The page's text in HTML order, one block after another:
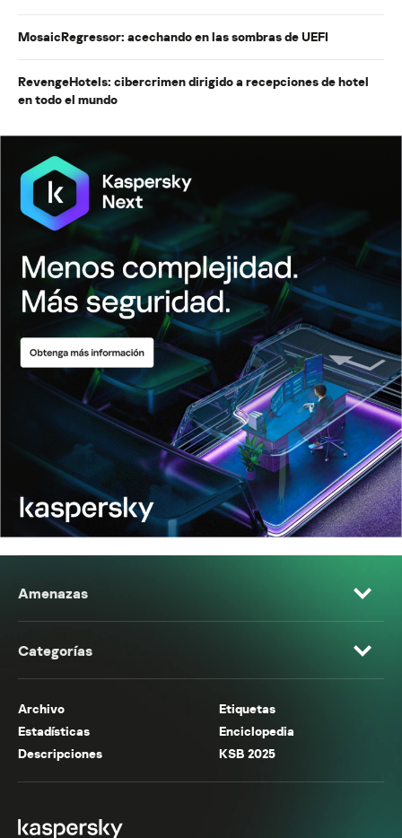
MosaicRegressor: acechando en las sombras de UEFI
RevengeHotels: cibercrimen dirigido a recepciones de hotel
en todo el mundo
Amenazas
Categorías
Archivo
Etiquetas
Estadísticas
Enciclopedia
Descripciones
KSB 2025